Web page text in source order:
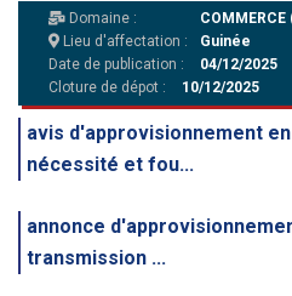
Domaine :
COMMERCE
Lieu d'affectation :
Guinée
Date de publication :
04/12/2025
Cloture de dépot :
10/12/2025
avis d'approvisionnement
nécessité et fou...
annonce
transmission ...